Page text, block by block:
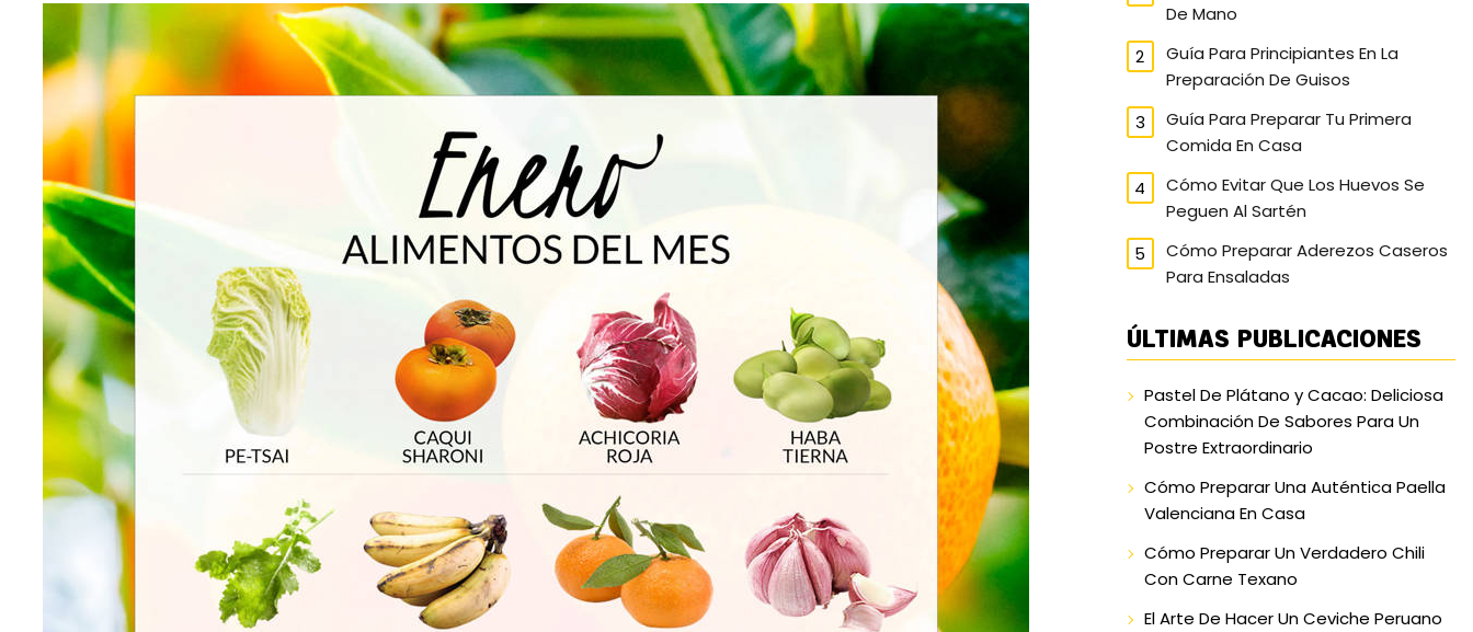
De Mano
Guía Para Principiantes En La
Preparación De Guisos
Guía Para Preparar Tu Primera
Comida En Casa
Cómo Evitar Que Los Huevos Se
Peguen Al Sartén
Cómo Preparar Aderezos Caseros
Para Ensaladas
ÚLTIMAS PUBLICACIONES
Pastel De Plátano y Cacao: Deliciosa
Combinación De Sabores Para Un
Postre Extraordinario
Cómo Preparar Una Auténtica Paella
Valenciana En Casa
Cómo Preparar Un Verdadero Chili
Con Carne Texano
El Arte De Hacer Un Ceviche Peruano